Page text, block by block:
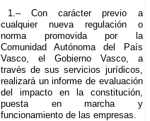
1.– Con carácter previo a
cualquier nueva regulación o
norma promovida por la
Comunidad Autónoma del País
Vasco, el Gobierno Vasco, a
través de sus servicios jurídicos,
realizará un informe de evaluación
del impacto en la constitución,
puesta en marcha y
funcionamiento de las empresas.